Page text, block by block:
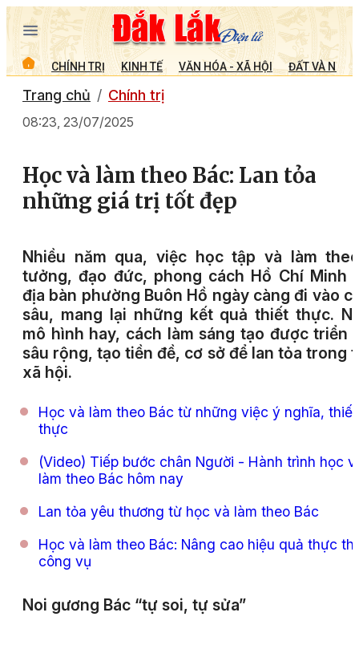
CHÍNH TRỊ KINH TẾ VĂN HÓA - XÃ HỘI ĐẤT VÀ
Trang chủ Chính trị
08:23, 23/07/2025
Học và làm theo Bác: Lan tỏa
những giá trị tốt đẹp
Nhiều năm qua, việc học tập và làm
tưởng, đạo đức, phong cách Hồ Chí Minh
địa bàn phường Buôn Hồ ngày càng đi vào
sâu, mang lại những kết quả thiết thực.
mô hình hay, cách làm sáng tạo được triển
sâu rộng, tạo tiền đề, cơ sở để lan tỏa trong
xã hội.
Học và làm theo Bác từ những việc ý nghĩa, thiết
thực
(Video) Tiếp bước chân Người - Hành trình học
làm theo Bác hôm nay
Lan tỏa yêu thương từ học và làm theo Bác
Học và làm theo Bác: Nâng cao hiệu quả thực thi
công vụ
Noi gương Bác “tự soi, tự sửa”